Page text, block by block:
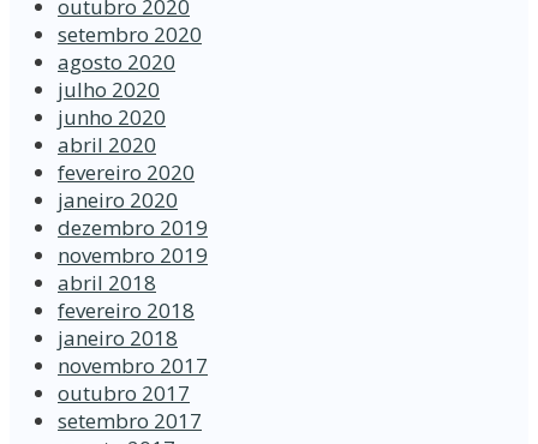
outubro 2020
setembro 2020
agosto 2020
julho 2020
junho 2020
abril 2020
fevereiro 2020
janeiro 2020
dezembro 2019
novembro 2019
abril 2018
fevereiro 2018
janeiro 2018
novembro 2017
outubro 2017
setembro 2017